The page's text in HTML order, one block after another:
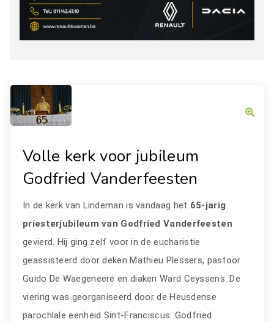
Volle kerk voor jubileum
Godfried Vanderfeesten
In de kerk van Lindeman is vandaag het 65-jarig
priesterjubileum van Godfried Vanderfeesten
gevierd. Hij ging zelf voor in de eucharistie
geassisteerd door deken Mathieu Plessers, pastoor
Guido De Waegeneere en diaken Ward Ceyssens. De
viering was georganiseerd door de Heusdense
parochlale eenheid Sint-Franciscus. Godfried